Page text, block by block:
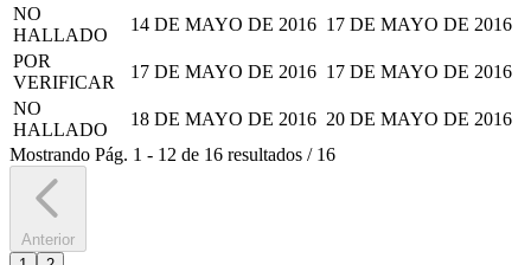
NO
HALLADO
14 DE MAYO DE 2016 17 DE MAYO DE 2016
POR
VERIFICAR
17 DE MAYO DE 2016 17 DE MAYO DE 2016
NO
HALLADO
18 DE MAYO DE 2016 20 DE MAYO DE 2016
Mostrando Pág. 1 - 12 de 16 resultados / 16
Anterior